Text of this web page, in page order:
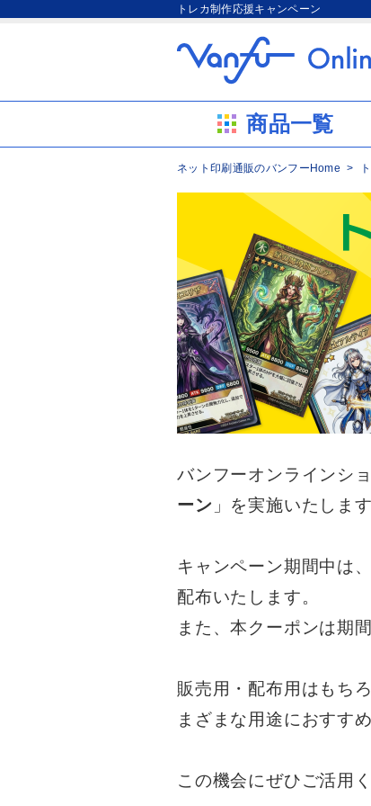
トレカ制作応援キャンペーン
商品一覧
ネット印刷通販のバンフーHome
バンフーオンラインシ
ーン 」を実施いたします
キャンペーン期間中は
配布いたします。
また、本クーポンは期
販売用・配布用はもち
まざまな用途におすすめ
この機会にぜひご活用く